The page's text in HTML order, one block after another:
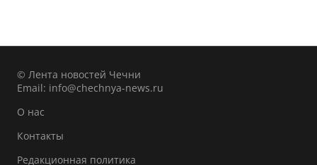
© Лента новостей Чечни
Email: info@chechnya-news.ru
О нас
Контакты
Редакционная политика